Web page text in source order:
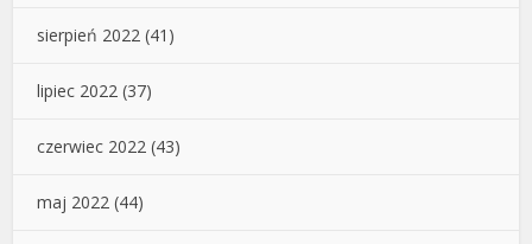
sierpień 2022 (41)
lipiec 2022 (37)
czerwiec 2022 (43)
maj 2022 (44)